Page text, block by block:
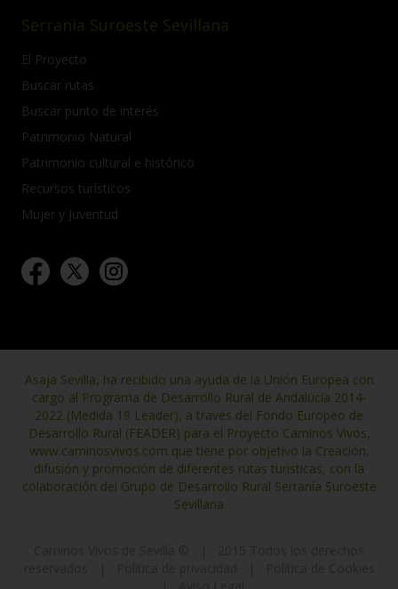
Serranía Suroeste Sevillana
El Proyecto
Buscar rutas
Buscar punto de interés
Patrimonio Natural
Patrimonio cultural e histórico
Recursos turísticos
Mujer y Juventud
Asaja Sevilla, ha recibido una ayuda de la Unión Europea con
cargo al Programa de Desarrollo Rural de Andalucía 2014-
2022 (Medida 19 Leader), a través del Fondo Europeo de
Desarrollo Rural (FEADER) para el Proyecto Caminos Vivos,
www.caminosvivos.com que tiene por objetivo la Creación,
difusión y promoción de diferentes rutas turísticas, con la
colaboración del Grupo de Desarrollo Rural Serranía Suroeste
Sevillana